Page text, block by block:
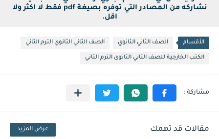
نشاركه من المصادر التي توفره بصيغة pdf فقط لا اكثر ولا
اقل.
الأقسام الصف الثاني الثانوي الصف الثاني الثانوي الترم الثاني
الكتب الخارجية للصف الثاني الثانوى الترم الثاني
مقالات قد تهمك عرض المزيد